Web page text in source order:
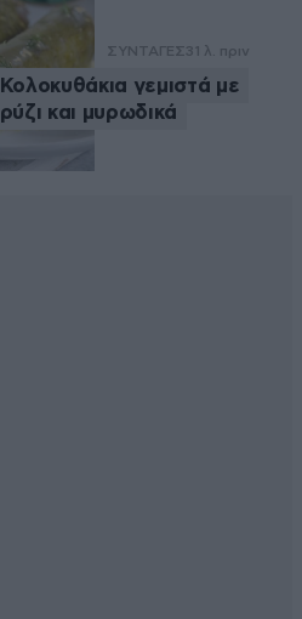
ΣΥΝΤΑΓΕΣ31 λ. πριν
Κολοκυθάκια γεμιστά με
ρύζι και μυρωδικά